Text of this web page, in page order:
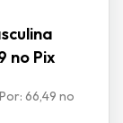
no Pix
66,49 no